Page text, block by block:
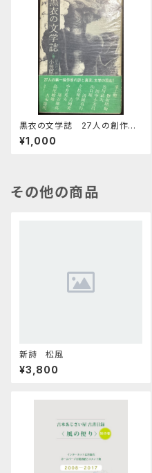
黒衣の文学誌 27人の創作工
房遍歴 雁叢書102
¥1,000
その他の商品
新詩 松風
¥3,800